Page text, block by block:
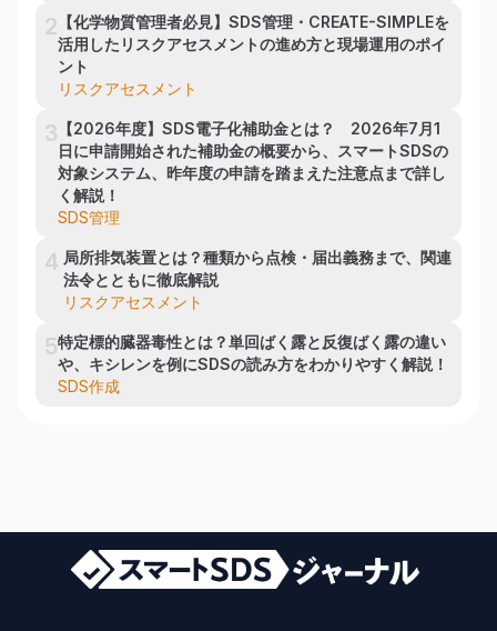
2 【化学物質管理者必見】SDS管理・CREATE-SIMPLEを
活用したリスクアセスメントの進め方と現場運用のポイ
ント
リスクアセスメント
3 【2026年度】SDS電子化補助金とは？　2026年7月1
日に申請開始された補助金の概要から、スマートSDSの
対象システム、昨年度の申請を踏まえた注意点まで詳し
く解説！
SDS管理
4 局所排気装置とは？種類から点検・届出義務まで、関連
法令とともに徹底解説
リスクアセスメント
5特定標的臓器毒性とは？単回ばく露と反復ばく露の違い
や、キシレンを例にSDSの読み方をわかりやすく解説！
SDS作成